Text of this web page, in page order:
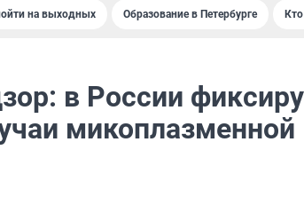
на выходных Образование в Петербурге
в России
микоплазменной